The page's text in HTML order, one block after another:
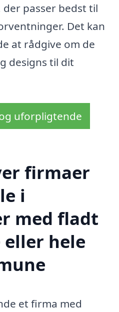
passer bedst til
Det kan
at rådgive om de
designs til dit
uforpligtende
firmaer
i
med fladt
hele
et firma med